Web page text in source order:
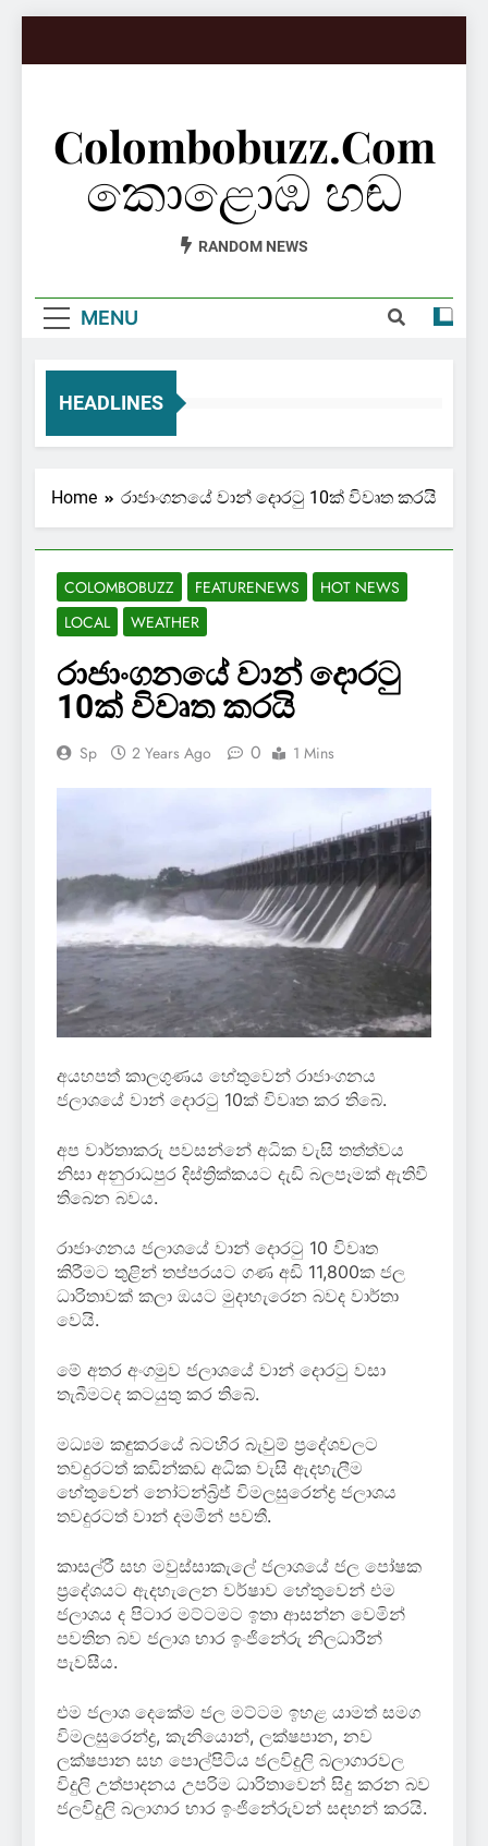
Colombobuzz.com
කොළොඹ හඬ
RANDOM NEWS
MENU
HEADLINES
Home රාජාංගනයේ වාන් දොරටු 10ක් විවෘත කරයි
COLOMBOBUZZ FEATURENEWS
HOT NEWS
LOCAL
WEATHER
රාජාංගනයේ වාන් දොරටු
10ක් විවෘත කරයි
Sp 2 Years Ago 0 1 Mins
අයහපත් කාලගුණය හේතුවෙන් රාජාංගනය
ජලාශයේ වාන් දොරටු 10ක් විවෘත කර තිබේ.
අප වාර්තාකරු පවසන්නේ අධික වැසි තත්ත්වය
නිසා අනුරාධපුර දිස්ත්‍රික්කයට දැඩි බලපෑමක් ඇතිවී
තිබෙන බවය.
රාජාංගනය ජලාශයේ වාන් දොරටු 10 විවෘත
කිරීමට තුළින් තප්පරයට ගණ අඩි 11,800ක ජල
ධාරිතාවක් කලා ඔයට මුදාහැරෙන බවද වාර්තා
වෙයි.
මේ අතර අංගමුව ජලාශයේ වාන් දොරටු වසා
තැබීමටද කටයුතු කර තිබේ.
මධ්‍යම කඳුකරයේ බටහිර බැවුම් ප්‍රදේශවලට
තවදුරටත් කඩින්කඩ අධික වැසි ඇදහැලීම
හේතුවෙන් නෝටන්බ්‍රිජ් විමලසුරෙන්ද්‍ර ජලාශය
තවදුරටත් වාන් දමමින් පවතී.
කාසල්රී සහ මවුස්සාකැලේ ජලාශයේ ජල පෝෂක
ප්‍රදේශයට ඇදහැලෙන වර්ෂාව හේතුවෙන් එම
ජලාශය ද පිටාර මට්ටමට ඉතා ආසන්න වෙමින්
පවතින බව ජලාශ භාර ඉංජිනේරු නිලධාරීන්
පැවසීය.
එම ජලාශ දෙකේම ජල මට්ටම ඉහළ යාමත් සමග
විමලසුරෙන්ද්‍ර, කැනියොන්, ලක්ෂපාන, නව
ලක්ෂපාන සහ පොල්පිටිය ජලවිදුලි බලාගාරවල
විදුලි උත්පාදනය උපරිම ධාරිතාවෙන් සිදු කරන බව
ජලවිදුලි බලාගාර භාර ඉංජිනේරුවන් සඳහන් කරයි.